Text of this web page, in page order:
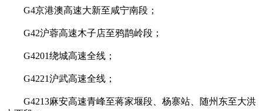
G4京港澳高速大新至咸宁南段；
G42沪蓉高速木子店至鸦鹊岭段；
G4201绕城高速全线；
G4221沪武高速全线；
G4213麻安高速青峰至蒋家堰段、杨寨站、随州东至大洪